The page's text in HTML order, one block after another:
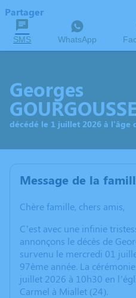
Partager
SMS WhatsApp
Georges
GOURGOUSSE
décédé le 1 juillet 2026 à l'âge
Message de la
Chère famille, chers amis,
C’est avec une infinie
annonçons le décès de
survenu le mercredi 01
97ème année. La
juillet 2026 à 10h30 en
Carmel à Miallet (24).